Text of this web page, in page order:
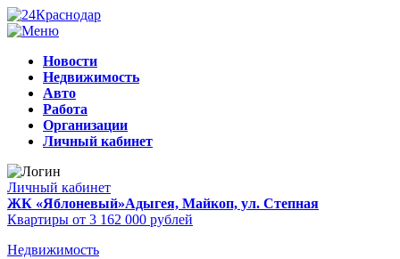
Новости
Недвижимость
Авто
Работа
Организации
Личный кабинет
Личный кабинет
ЖК «Яблоневый»Адыгея, Майкоп, ул. Степная
Квартиры от 3 162 000 рублей
Недвижимость